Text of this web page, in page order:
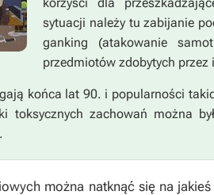
sytuacji należy tu zabijanie
ganking (atakowanie
przedmiotów zdobytych przez
końca lat 90. i popularności
toksycznych zachowań można
można natknąć się na